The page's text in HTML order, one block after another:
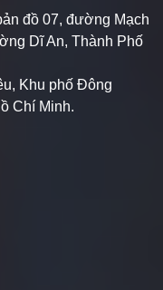
đồ 07, đường Mạch
Dĩ An, Thành Phố
Khu phố Đông
Chí Minh.